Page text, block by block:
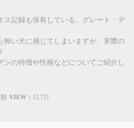
ス記録も保有している、グレート・デ
怖い犬に感じてしまいますが、実際の
ンの特徴や性格などについてご紹介し
VIEW： 12,721